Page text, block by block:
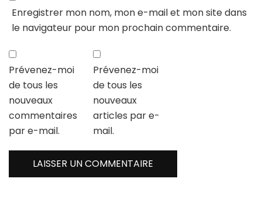
Enregistrer mon nom, mon e-mail et mon site dans
le navigateur pour mon prochain commentaire.
Prévenez-moi
de tous les
nouveaux
commentaires
par e-mail.
Prévenez-moi
de tous les
nouveaux
articles par e-
mail.